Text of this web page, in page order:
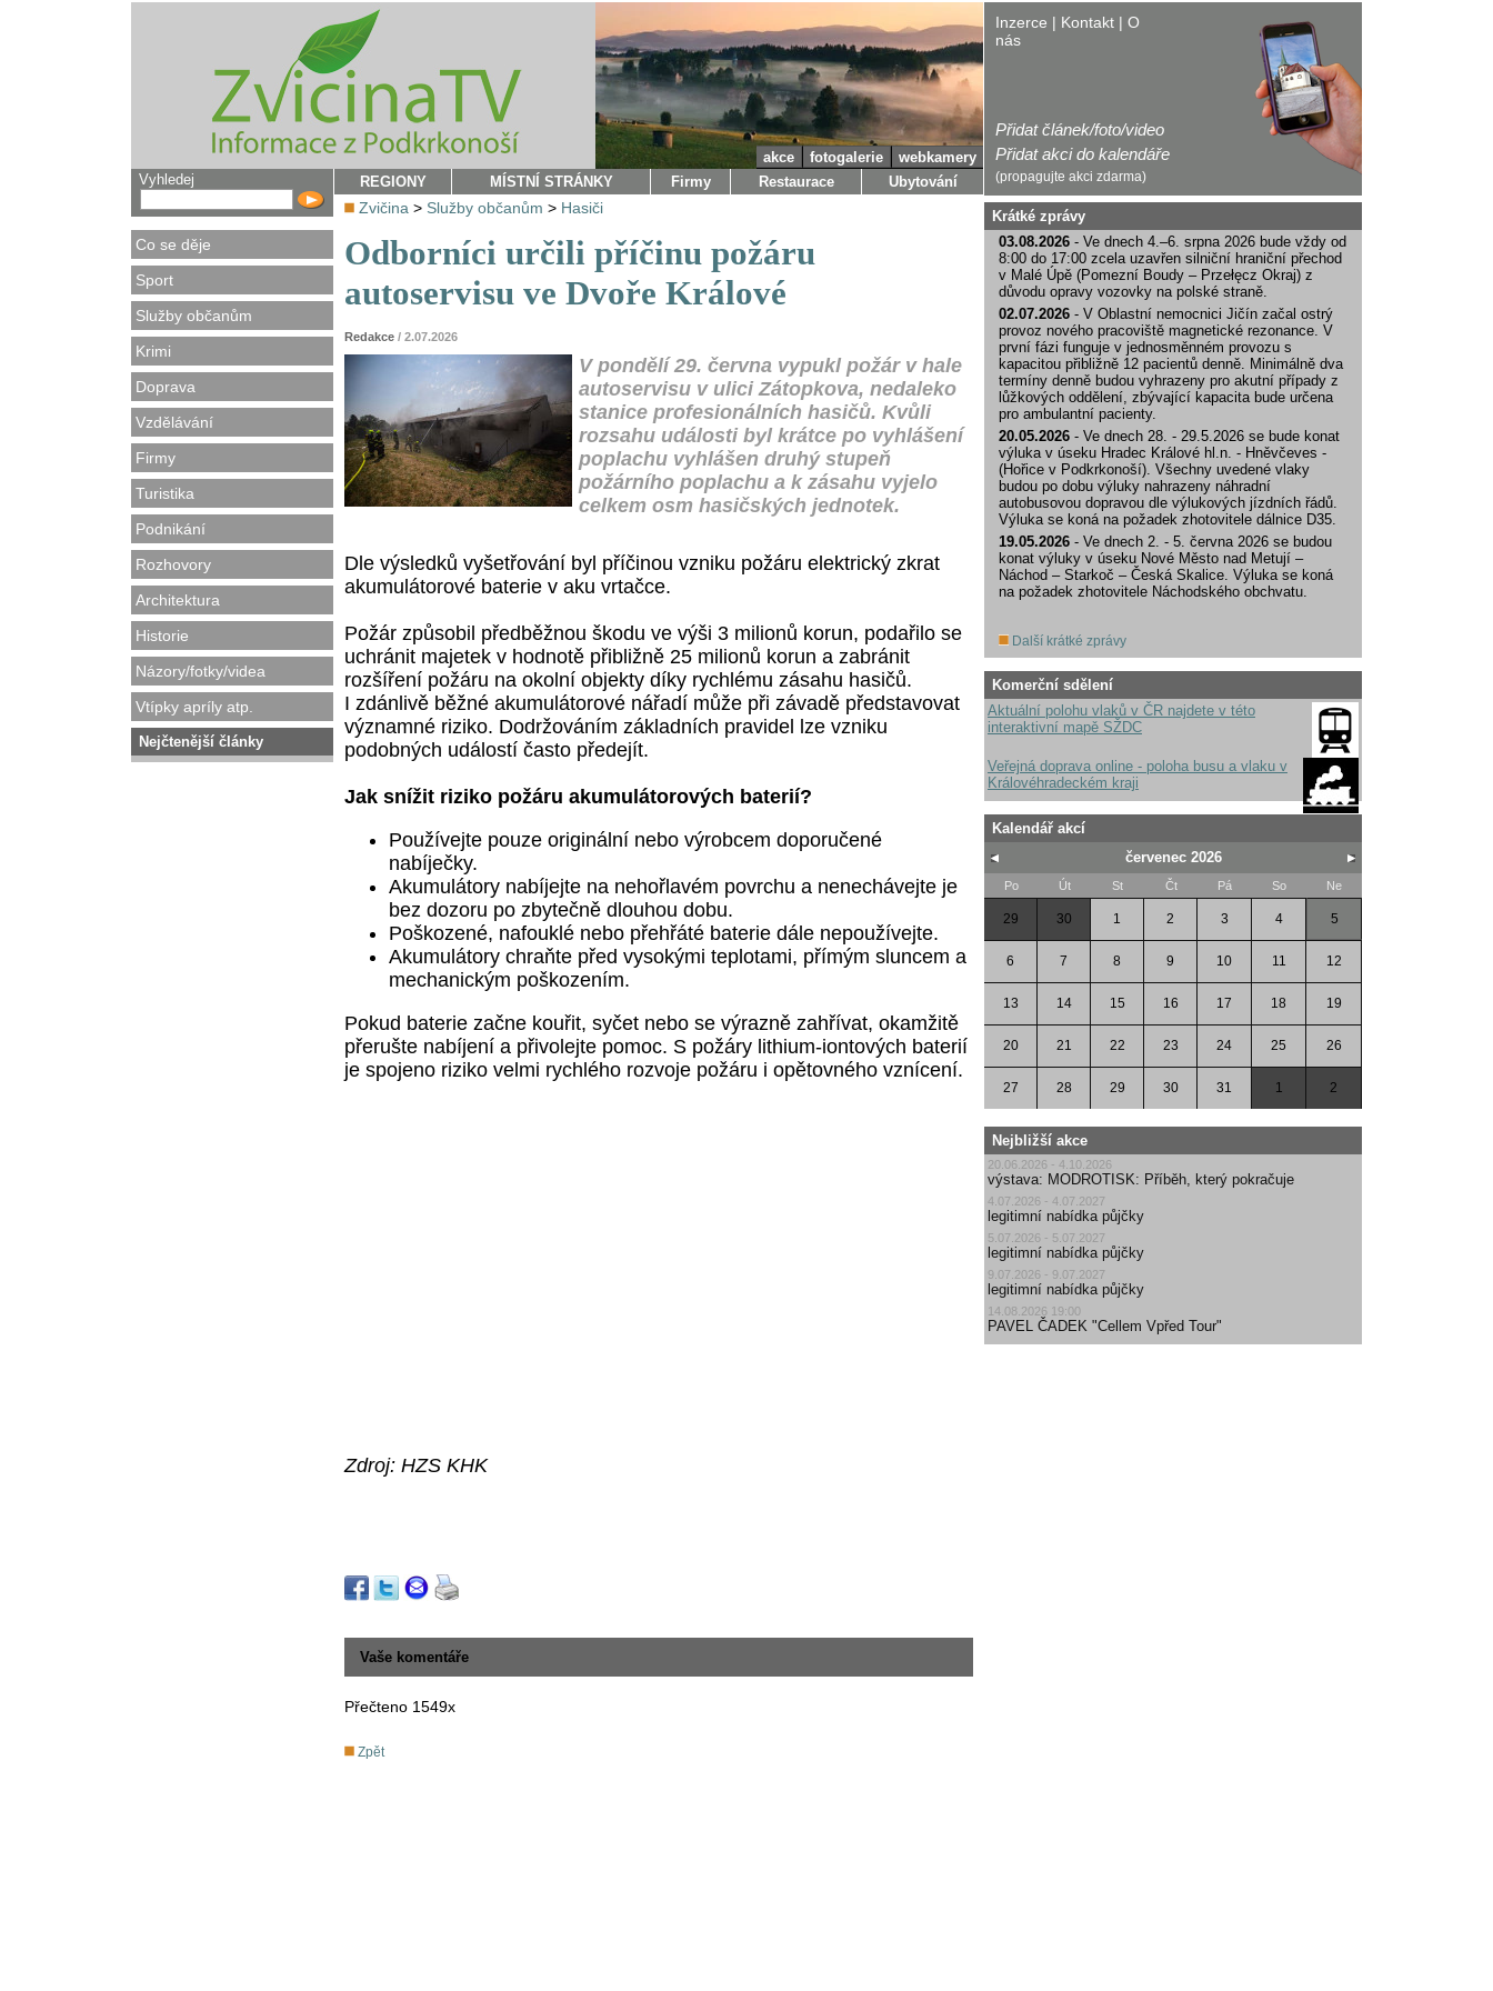
Vyhledej
Co se děje
Sport
Služby občanům
Krimi
Doprava
Vzdělávání
Firmy
Turistika
Podnikání
Rozhovory
Architektura
Historie
Názory/fotky/videa
Vtípky apríly atp.
Nejčtenější články
Inzerce | Kontakt | O
nás
Přidat článek/foto/video
Přidat akci do kalendáře
(propagujte akci zdarma)
akce fotogalerie
webkamery
REGIONY
MÍSTNÍ STRÁNKY Firmy Restaurace Ubytování
Zvičina > Služby občanům > Hasiči
Odborníci určili příčinu požáru
autoservisu ve Dvoře Králové
Redakce / 2.07.2026
V pondělí 29. června vypukl požár v hale
autoservisu v ulici Zátopkova, nedaleko
stanice profesionálních hasičů. Kvůli
rozsahu události byl krátce po vyhlášení
poplachu vyhlášen druhý stupeň
požárního poplachu a k zásahu vyjelo
celkem osm hasičských jednotek.
Dle výsledků vyšetřování byl příčinou vzniku požáru elektrický zkrat
akumulátorové baterie v aku vrtačce.
Požár způsobil předběžnou škodu ve výši 3 milionů korun, podařilo se
uchránit majetek v hodnotě přibližně 25 milionů korun a zabránit
rozšíření požáru na okolní objekty díky rychlému zásahu hasičů.
I zdánlivě běžné akumulátorové nářadí může při závadě představovat
významné riziko. Dodržováním základních pravidel lze vzniku
podobných událostí často předejít.
Jak snížit riziko požáru akumulátorových baterií?
Používejte pouze originální nebo výrobcem doporučené
nabíječky.
Akumulátory nabíjejte na nehořlavém povrchu a nenechávejte je
bez dozoru po zbytečně dlouhou dobu.
Poškozené, nafouklé nebo přehřáté baterie dále nepoužívejte.
Akumulátory chraňte před vysokými teplotami, přímým sluncem a
mechanickým poškozením.
Pokud baterie začne kouřit, syčet nebo se výrazně zahřívat, okamžitě
přerušte nabíjení a přivolejte pomoc. S požáry lithium-iontových baterií
je spojeno riziko velmi rychlého rozvoje požáru i opětovného vznícení.
Zdroj: HZS KHK
Vaše komentáře
Přečteno 1549x
Zpět
Krátké zprávy
03.08.2026 - Ve dnech 4.–6. srpna 2026 bude vždy od
8:00 do 17:00 zcela uzavřen silniční hraniční přechod
v Malé Úpě (Pomezní Boudy – Przełęcz Okraj) z
důvodu opravy vozovky na polské straně.
02.07.2026 - V Oblastní nemocnici Jičín začal ostrý
provoz nového pracoviště magnetické rezonance. V
první fázi funguje v jednosměnném provozu s
kapacitou přibližně 12 pacientů denně. Minimálně dva
termíny denně budou vyhrazeny pro akutní případy z
lůžkových oddělení, zbývající kapacita bude určena
pro ambulantní pacienty.
20.05.2026 - Ve dnech 28. - 29.5.2026 se bude konat
výluka v úseku Hradec Králové hl.n. - Hněvčeves -
(Hořice v Podkrkonoší). Všechny uvedené vlaky
budou po dobu výluky nahrazeny náhradní
autobusovou dopravou dle výlukových jízdních řádů.
Výluka se koná na požadek zhotovitele dálnice D35.
19.05.2026 - Ve dnech 2. - 5. června 2026 se budou
konat výluky v úseku Nové Město nad Metují –
Náchod – Starkoč – Česká Skalice. Výluka se koná
na požadek zhotovitele Náchodského obchvatu.
Další krátké zprávy
Komerční sdělení
Aktuální polohu vlaků v ČR najdete v této
interaktivní mapě SŽDC
Veřejná doprava online - poloha busu a vlaku v
Královéhradeckém kraji
Kalendář akcí
červenec 2026
Po Út St Čt Pá So Ne
29 30 1 2 3 4 5
6 7 8 9 10 11 12
13 14 15 16 17 18 19
20 21 22 23 24 25 26
27 28 29 30 31 1 2
Nejbližší akce
20.06.2026 - 4.10.2026
výstava: MODROTISK: Příběh, který pokračuje
4.07.2026 - 4.07.2027
legitimní nabídka půjčky
5.07.2026 - 5.07.2027
legitimní nabídka půjčky
9.07.2026 - 9.07.2027
legitimní nabídka půjčky
14.08.2026 19:00
PAVEL ČADEK "Cellem Vpřed Tour"